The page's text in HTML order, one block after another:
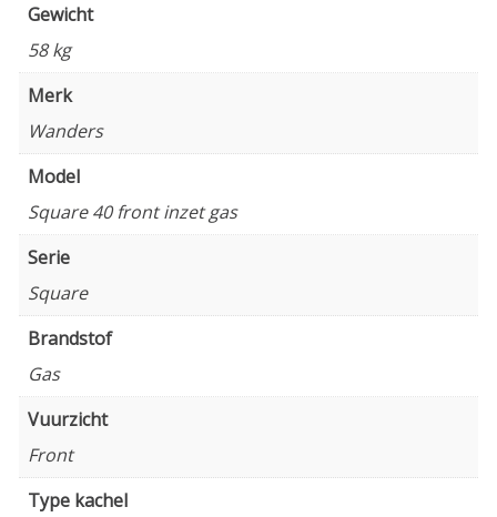
Gewicht
58 kg
Merk
Wanders
Model
Square 40 front inzet gas
Serie
Square
Brandstof
Gas
Vuurzicht
Front
Type kachel